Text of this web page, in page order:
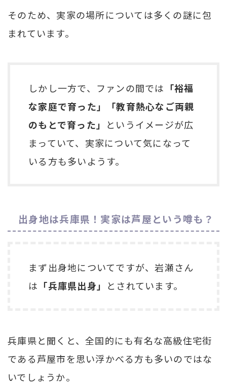
そのため、実家の場所については多くの謎に包
まれています。
しかし一方で、ファンの間では 「裕福
な家庭で育った」「教育熱心なご両親
のもとで育った」 というイメージが広
まっていて、実家について気になって
いる方も多いようす。
出身地は兵庫県！実家は芦屋という噂も？
まず出身地についてですが、岩瀬さん
は 「兵庫県出身」 とされています。
兵庫県と聞くと、全国的にも有名な高級住宅街
である芦屋市を思い浮かべる方も多いのではな
いでしょうか。